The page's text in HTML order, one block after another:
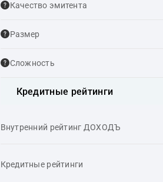
Качество эмитента
Размер
Сложность
Кредитные рейтинги
Внутренний рейтинг ДОХОДЪ
Кредитные рейтинги